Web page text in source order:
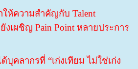
ห้ความสำคัญกับ Talent
งเผชิญ Pain Point หลายประการ
บุคลากรที่ “เก่งเทียม ไม่ใช่เก่ง